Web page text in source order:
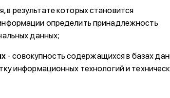
в результате которых становится
определить принадлежность
данных;
- совокупность содержащихся в базах
информационных технологий и